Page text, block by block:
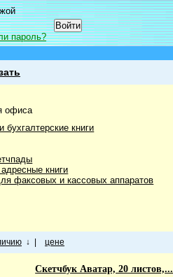
пароль?
офиса
бухгалтерские книги
книги
факсовых и кассовых аппаратов
↓ цене
Скетчбук Аватар, 20 листов,...